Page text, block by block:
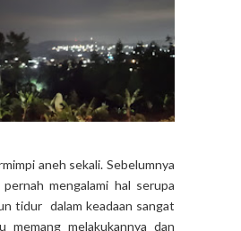
aneh sekali. Sebelumnya
mengalami hal serupa
tidur dalam keadaan sangat
memang melakukannya dan